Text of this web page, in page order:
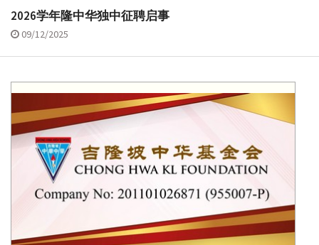
2026学年隆中华独中征聘启事
09/12/2025